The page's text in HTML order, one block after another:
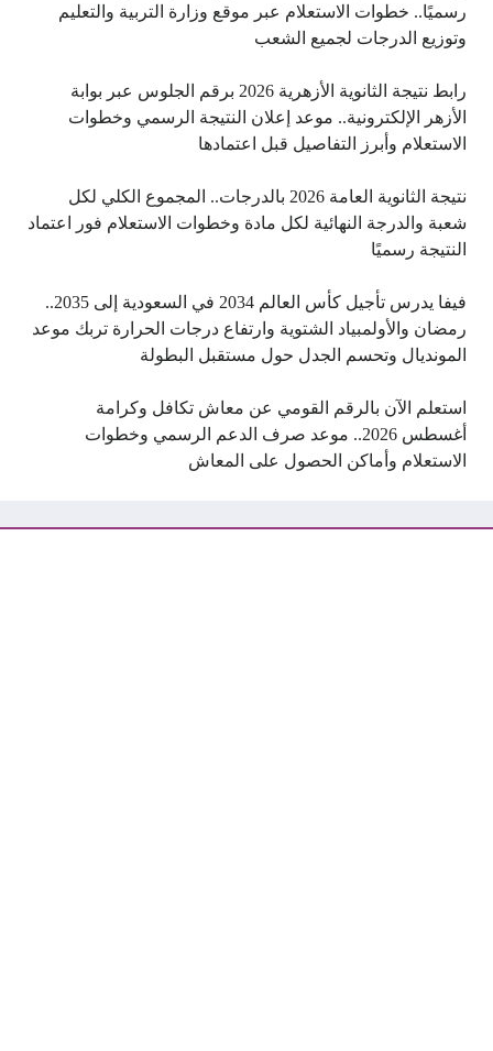
رسميًا.. خطوات الاستعلام عبر موقع وزارة التربية والتعليم
وتوزيع الدرجات لجميع الشعب
رابط نتيجة الثانوية الأزهرية 2026 برقم الجلوس عبر بوابة
الأزهر الإلكترونية.. موعد إعلان النتيجة الرسمي وخطوات
الاستعلام وأبرز التفاصيل قبل اعتمادها
نتيجة الثانوية العامة 2026 بالدرجات.. المجموع الكلي لكل
شعبة والدرجة النهائية لكل مادة وخطوات الاستعلام فور اعتماد
النتيجة رسميًا
فيفا يدرس تأجيل كأس العالم 2034 في السعودية إلى 2035..
رمضان والأولمبياد الشتوية وارتفاع درجات الحرارة تربك موعد
المونديال وتحسم الجدل حول مستقبل البطولة
استعلم الآن بالرقم القومي عن معاش تكافل وكرامة
أغسطس 2026.. موعد صرف الدعم الرسمي وخطوات
الاستعلام وأماكن الحصول على المعاش